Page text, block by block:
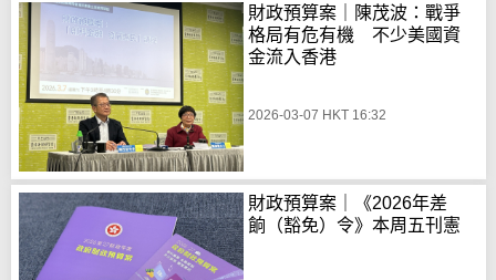
財政預算案｜陳茂波：戰爭
格局有危有機 不少美國資
金流入香港
2026-03-07 HKT 16:32
財政預算案｜《2026年差
餉（豁免）令》本周五刊憲